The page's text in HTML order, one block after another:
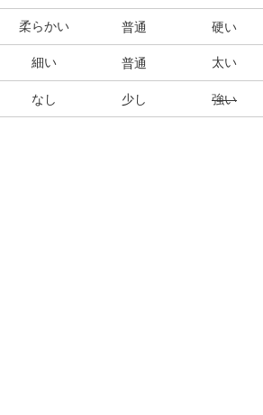
柔らかい 普通 硬い
細い 普通 太い
なし 少し 強い